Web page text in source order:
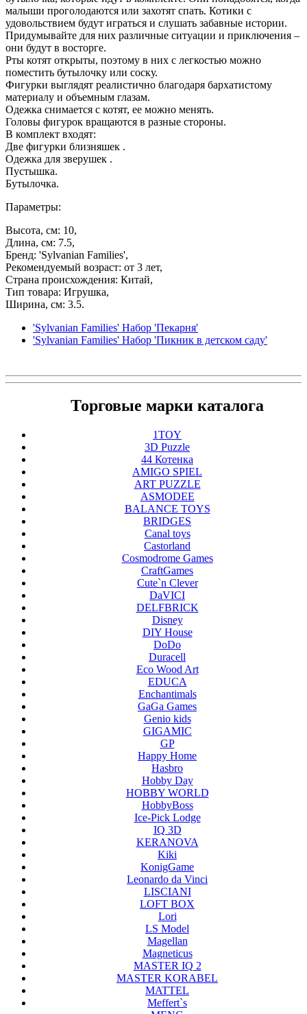
малыши проголодаются или захотят спать. Котики с
удовольствием будут играться и слушать забавные истории.
Придумывайте для них различные ситуации и приключения –
они будут в восторге.
Рты котят открыты, поэтому в них с легкостью можно
поместить бутылочку или соску.
Фигурки выглядят реалистично благодаря бархатистому
материалу и объемным глазам.
Одежка снимается с котят, ее можно менять.
Головы фигурок вращаются в разные стороны.
В комплект входят:
Две фигурки близняшек .
Одежка для зверушек .
Пустышка.
Бутылочка.
Параметры:
Высота, см: 10,
Длина, см: 7.5,
Бренд: 'Sylvanian Families',
Рекомендуемый возраст: от 3 лет,
Страна происхождения: Китай,
Тип товара: Игрушка,
Ширина, см: 3.5.
'Sylvanian Families' Набор 'Пекарня'
'Sylvanian Families' Набор 'Пикник в детском саду'
Торговые марки каталога
1TOY
3D Puzzle
44 Котенка
AMIGO SPIEL
ART PUZZLE
ASMODEE
BALANCE TOYS
BRIDGES
Canal toys
Castorland
Cosmodrome Games
CraftGames
Cute`n Clever
DaVICI
DELFBRICK
Disney
DIY House
DoDo
Duracell
Eco Wood Art
EDUCA
Enchantimals
GaGa Games
Genio kids
GIGAMIC
GP
Happy Home
Hasbro
Hobby Day
HOBBY WORLD
HobbyBoss
Ice-Pick Lodge
IQ 3D
KERANOVA
Kiki
KonigGame
Leonardo da Vinci
LISCIANI
LOFT BOX
Lori
LS Model
Magellan
Magneticus
MASTER IQ 2
MASTER KORABEL
MATTEL
Meffert`s